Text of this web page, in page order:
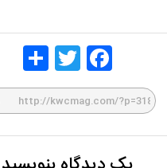
Face
book
Twitt
er